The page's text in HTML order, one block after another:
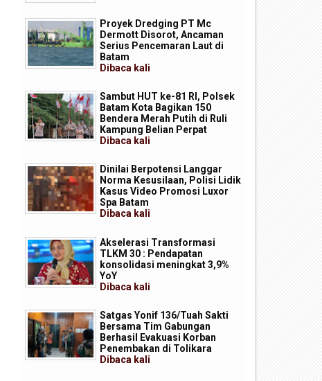
Proyek Dredging PT Mc
Dermott Disorot, Ancaman
Serius Pencemaran Laut di
Batam
Dibaca kali
Sambut HUT ke-81 RI, Polsek
Batam Kota Bagikan 150
Bendera Merah Putih di Ruli
Kampung Belian Perpat
Dibaca kali
Dinilai Berpotensi Langgar
Norma Kesusilaan, Polisi Lidik
Kasus Video Promosi Luxor
Spa Batam
Dibaca kali
Akselerasi Transformasi
TLKM 30 : Pendapatan
konsolidasi meningkat 3,9%
YoY
Dibaca kali
Satgas Yonif 136/Tuah Sakti
Bersama Tim Gabungan
Berhasil Evakuasi Korban
Penembakan di Tolikara
Dibaca kali